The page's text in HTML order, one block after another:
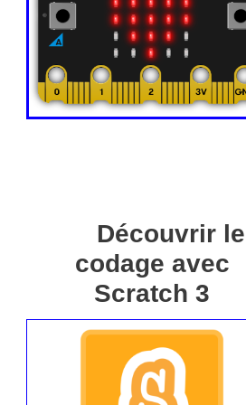
Découvrir le
codage avec
Scratch 3